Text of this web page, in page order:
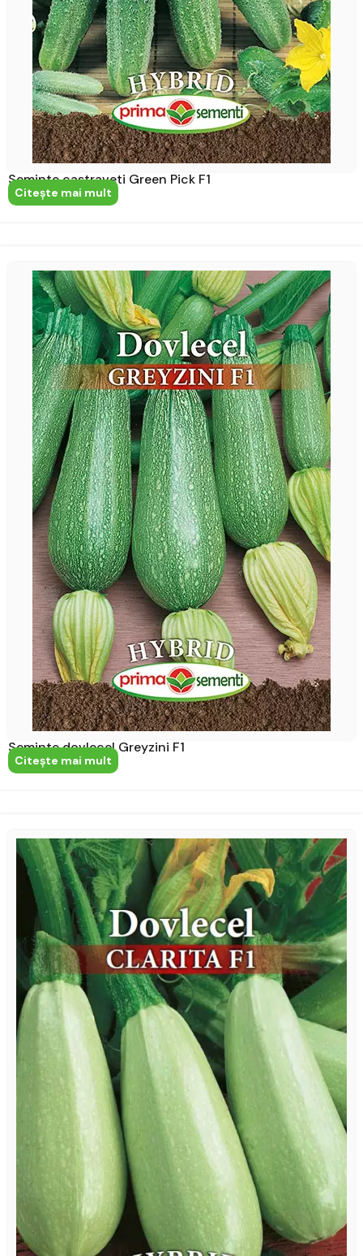
Seminte castraveti Green Pick F1
Citeşte mai mult
Seminte dovlecel Greyzini F1
Citeşte mai mult